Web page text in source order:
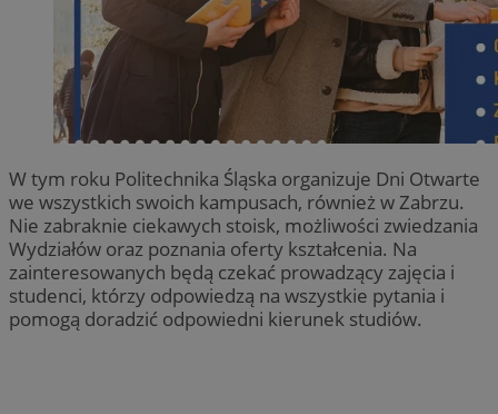
W tym roku Politechnika Śląska organizuje Dni Otwarte
we wszystkich swoich kampusach, również w Zabrzu.
Nie zabraknie ciekawych stoisk, możliwości zwiedzania
Wydziałów oraz poznania oferty kształcenia. Na
zainteresowanych będą czekać prowadzący zajęcia i
studenci, którzy odpowiedzą na wszystkie pytania i
pomogą doradzić odpowiedni kierunek studiów.